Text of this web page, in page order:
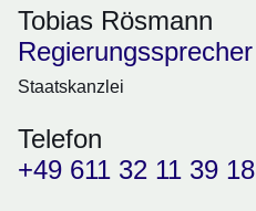
Tobias Rösmann
Regierungssprecher
Staatskanzlei
Telefon
+49 611 32 11 39 18